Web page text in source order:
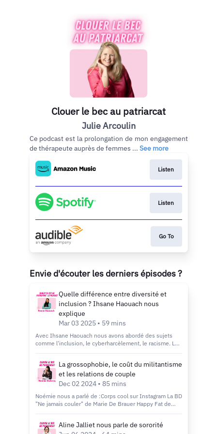
Clouer le bec au patriarcat
Julie Arcoulin
Ce podcast est la prolongation de mon engagement
de thérapeute auprès de femmes ... See more
Listen
Listen
Go To
Envie d'écouter les derniers épisodes ?
Quelle différence entre diversité et
inclusion ? Ihsane Haouach nous
explique
Mar 03 2025 • 59 mins
Avec Ihsane Haouach nous avons abordé des sujets
comme l'inclusion, le cyberharcèlement, le racisme. Le
l'inclusion, la vraie. Un épisode plein de messages, de
concret et surtout plein d'espoir. Les livres d'Ihsane :
C'est pas personnel Open up your organisationOù
S'abonner à la newsletter Clouer le bec au patriarcat
Hébergé par Acast. Visitez acast.com/privacy pour plus
d'informations.
La grossophobie, le coût du militantisme
et les relations de couple
Dec 02 2024 • 85 mins
Noémie nous a parlé de :Corps cool sur Instagram La BD
"Ne jamais couler" de Marie De Brauer Happy Fat de
Aline Jalliet nous parle de sororité